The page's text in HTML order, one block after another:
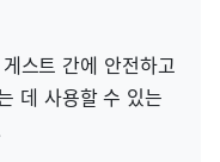
스트 간에 안전하고
데 사용할 수 있는